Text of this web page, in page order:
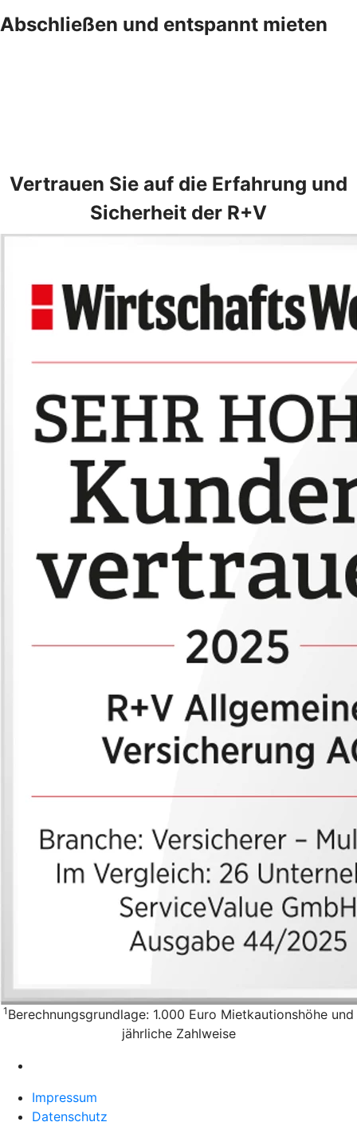
Abschließen und entspannt mieten
Vertrauen Sie auf die Erfahrung und
Sicherheit der R+V
1 Berechnungsgrundlage: 1.000 Euro Mietkautionshöhe und
jährliche Zahlweise
Impressum
Datenschutz